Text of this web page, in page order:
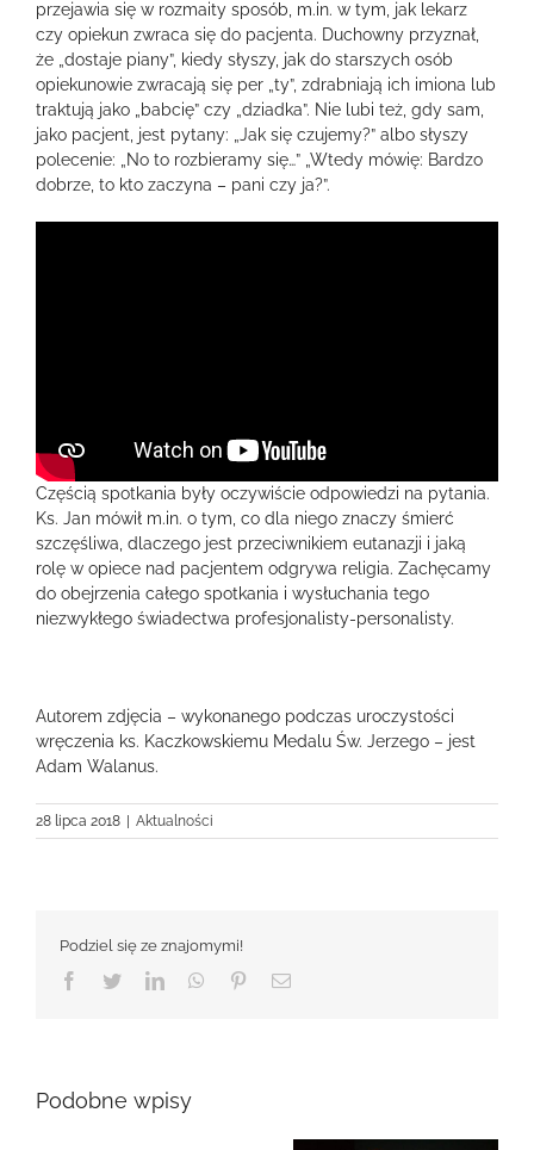
przejawia się w rozmaity sposób, m.in. w tym, jak lekarz
czy opiekun zwraca się do pacjenta. Duchowny przyznał,
że „dostaje piany”, kiedy słyszy, jak do starszych osób
opiekunowie zwracają się per „ty”, zdrabniają ich imiona lub
traktują jako „babcię” czy „dziadka”. Nie lubi też, gdy sam,
jako pacjent, jest pytany: „Jak się czujemy?” albo słyszy
polecenie: „No to rozbieramy się…” „Wtedy mówię: Bardzo
dobrze, to kto zaczyna – pani czy ja?”.
Częścią spotkania były oczywiście odpowiedzi na pytania.
Ks. Jan mówił m.in. o tym, co dla niego znaczy śmierć
szczęśliwa, dlaczego jest przeciwnikiem eutanazji i jaką
rolę w opiece nad pacjentem odgrywa religia. Zachęcamy
do obejrzenia całego spotkania i wysłuchania tego
niezwykłego świadectwa profesjonalisty-personalisty.
Autorem zdjęcia – wykonanego podczas uroczystości
wręczenia ks. Kaczkowskiemu Medalu Św. Jerzego – jest
Adam Walanus.
28 lipca 2018 Aktualności
Podziel się ze znajomymi!
Facebook
TwitterLinkedInWhatsApp
PinterestEmail
Podobne wpisy